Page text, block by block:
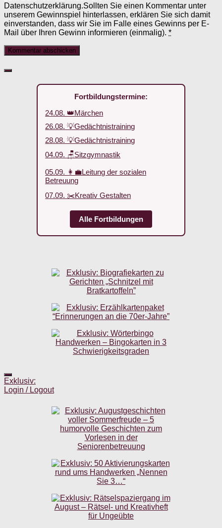
Datenschutzerklärung.Sollten Sie einen Kommentar unter
unserem Gewinnspiel hinterlassen, erklären Sie sich damit
einverstanden, dass wir Sie im Falle eines Gewinns per E-
Mail über Ihren Gewinn informieren (einmalig). *
Fortbildungstermine:
24.08. 👑Märchen
26.08. 💡Gedächtnistraining
28.08. 💡Gedächtnistraining
04.09. 🪑Sitzgymnastik
05.09. 👩‍💼Leitung der sozialen
Betreuung
07.09. ✂️Kreativ Gestalten
Alle Fortbildungen
Exklusiv:
Login / Logout